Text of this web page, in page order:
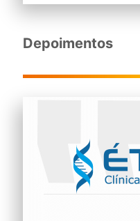
Depoimentos